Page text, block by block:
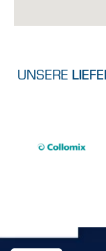
UNSERE